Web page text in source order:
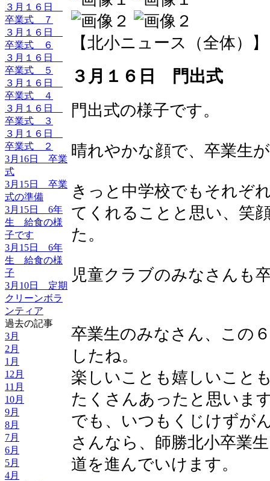
３月１６日
卒業式 ７
３月１６日
卒業式 ６
３月１６日
卒業式 ５
３月１６日
卒業式 ４
３月１６日
卒業式 ３
３月１６日
卒業式 ２
3月16日 卒業
式
3月15日 卒業
式の準備
3月15日 6年
生 給食の様
子です
3月15日 6年
生 給食の様
子
3月10日 定期
クリーンボラ
ンティア
過去の記事
3月
2月
1月
12月
11月
10月
9月
8月
7月
6月
5月
4月
【北小ニュース（全体）
３月１６日 門出式
門出式の様子です。
晴れやかな顔で、卒業生
きっと中学校でもそれぞ
てくれることと思い、笑
た。
児童クラブのみなさんも
卒業生のみなさん、この
したね。
楽しいことも嬉しいこと
たくさんあったと思いま
でも、いつもくじけずが
さんなら、師勝北小卒業
道を進んでいけます。